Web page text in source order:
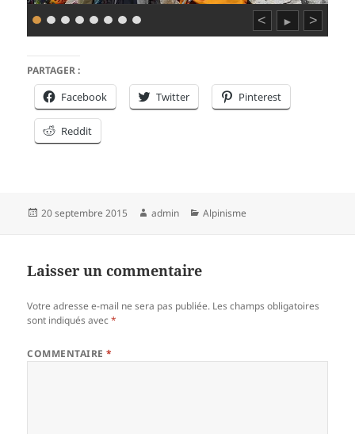
< ► >
PARTAGER :
Facebook Twitter Pinterest
Reddit
Publié
20 septembre 2015 Auteur
admin Catégories
Alpinisme
Laisser un commentaire
Votre adresse e-mail ne sera pas publiée. Les champs obligatoires
sont indiqués avec*
COMMENTAIRE*